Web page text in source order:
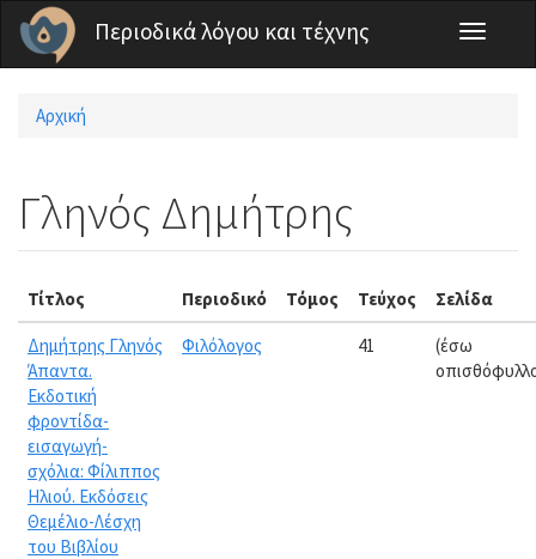
Παράκαμψη προς το κυρίως περιεχόμενο
Περιοδικά λόγου και τέχνης
Toggle
Είστε εδώ
Αρχική
Γληνός Δημήτρης
Τίτλος Περιοδικό Τόμος Τεύχος Σελίδα
Δημήτρης Γληνός
Άπαντα.
Εκδοτική
φροντίδα-
εισαγωγή-
σχόλια: Φίλιππος
Ηλιού. Εκδόσεις
Θεμέλιο-Λέσχη
του Βιβλίου
Φιλόλογος 41
(έσω